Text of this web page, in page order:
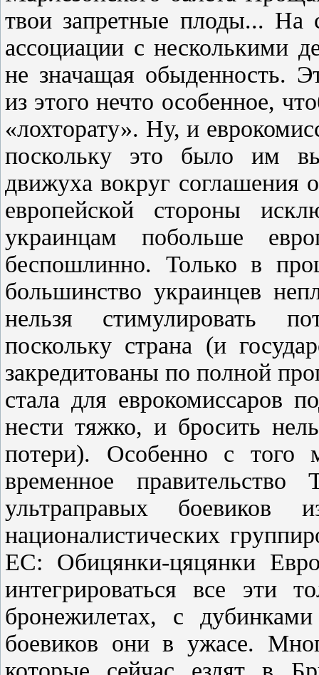
твои запретные плоды... На
ассоциации с несколькими
не значащая обыденность.
из этого нечто особенное,
«лохторату». Ну, и
поскольку это было им
движуха вокруг соглашения
европейской стороны
украинцам побольше
беспошлинно. Только в
большинство украинцев
нельзя стимулировать
поскольку страна (и
закредитованы по полной
стала для еврокомиссаров
нести тяжко, и бросить
потери). Особенно с того
временное
ультраправых
националистических
ЕС: Обицянки-цяцянки
интегрироваться все эти
бронежилетах, с
боевиков они в ужасе.